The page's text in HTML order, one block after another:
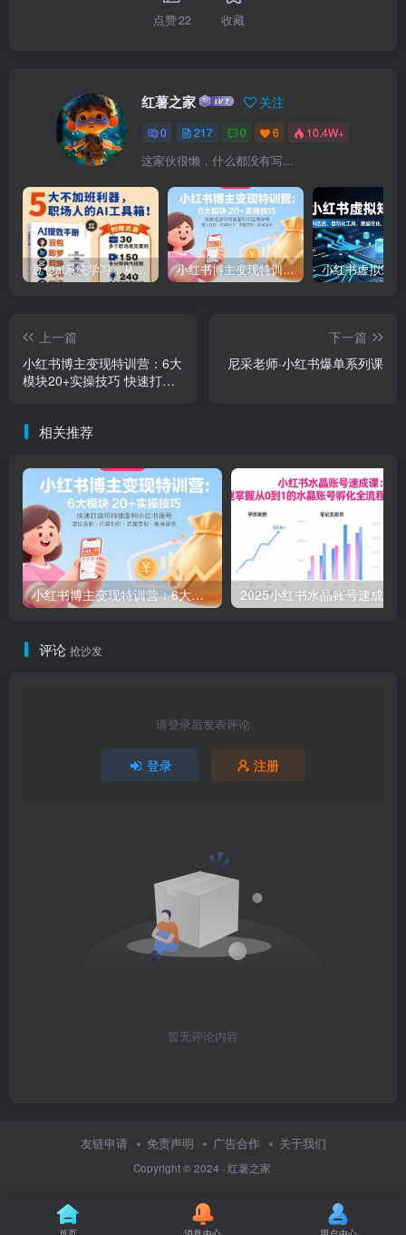
点赞22 收藏
红薯之家 关注
0 217 0 6 10.4W+
这家伙很懒，什么都没有写...
豆包ai系统学习，从小白到高手系列 小红书博主变现特训营：6大模块20+实操技巧 快速打造可持续盈利小红书账号
上一篇
小红书博主变现特训营：6大
模块20+实操技巧 快速打造
下一篇
尼采老师·小红书爆单系列课
相关推荐
小红书博主变现特训营：6大模块20+实操技巧 快速打造可持续盈利小红书账号
评论 抢沙发
请登录后发表评论
登录 注册
暂无评论内容
友链申请 免责声明 广告合作 关于我们
Copyright © 2024 · 红薯之家